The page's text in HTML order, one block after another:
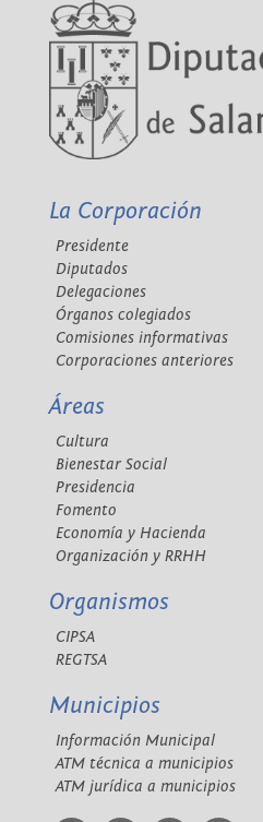
La Corporación
Presidente
Diputados
Delegaciones
Órganos colegiados
Comisiones informativas
Corporaciones anteriores
Áreas
Cultura
Bienestar Social
Presidencia
Fomento
Economía y Hacienda
Organización y RRHH
Organismos
CIPSA
REGTSA
Municipios
Información Municipal
ATM técnica a municipios
ATM jurídica a municipios